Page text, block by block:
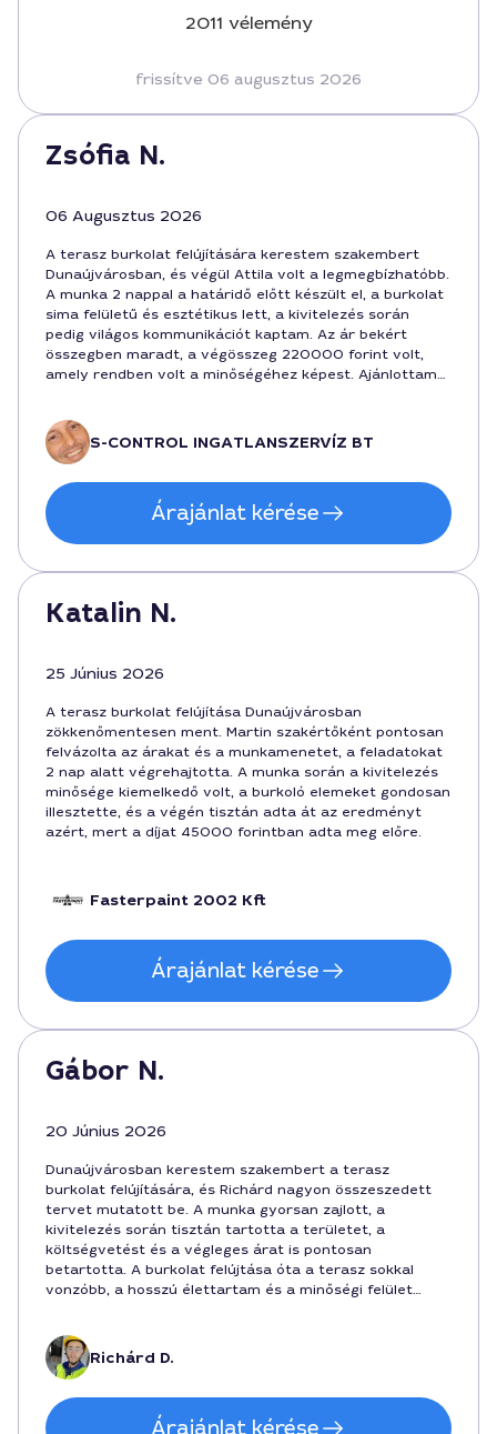
2011 vélemény
frissítve 06 augusztus 2026
Zsófia N.
06 Augusztus 2026
A terasz burkolat felújítására kerestem szakembert
Dunaújvárosban, és végül Attila volt a legmegbízhatóbb.
A munka 2 nappal a határidő előtt készült el, a burkolat
sima felületű és esztétikus lett, a kivitelezés során
pedig világos kommunikációt kaptam. Az ár bekért
összegben maradt, a végösszeg 220000 forint volt,
amely rendben volt a minőségéhez képest. Ajánlottam
S-CONTROL INGATLANSZERVÍZ BT
Árajánlat kérése
Katalin N.
25 Június 2026
A terasz burkolat felújítása Dunaújvárosban
zökkenőmentesen ment. Martin szakértőként pontosan
felvázolta az árakat és a munkamenetet, a feladatokat
2 nap alatt végrehajtotta. A munka során a kivitelezés
minősége kiemelkedő volt, a burkoló elemeket gondosan
illesztette, és a végén tisztán adta át az eredményt
azért, mert a díjat 45000 forintban adta meg előre.
Fasterpaint 2002 Kft
Árajánlat kérése
Gábor N.
20 Június 2026
Dunaújvárosban kerestem szakembert a terasz
burkolat felújítására, és Richárd nagyon összeszedett
tervet mutatott be. A munka gyorsan zajlott, a
kivitelezés során tisztán tartotta a területet, a
költségvetést és a végleges árat is pontosan
betartotta. A burkolat felújtása óta a terasz sokkal
vonzóbb, a hosszú élettartam és a minőségi felület
dolgozott, a végösszeg 450000 forint körül mozgott.
Richárd D.
Árajánlat kérése